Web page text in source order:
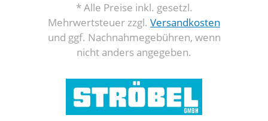
* Alle Preise inkl. gesetzl.
Mehrwertsteuer zzgl. Versandkosten
und ggf. Nachnahmegebühren, wenn
nicht anders angegeben.